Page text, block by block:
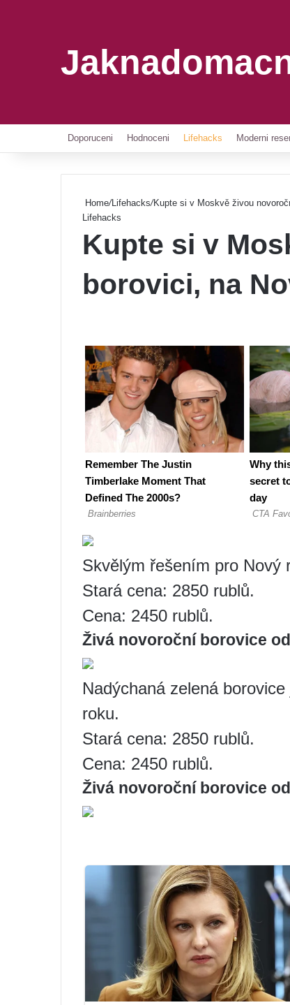
Doporuceni Hodnoceni Lifehacks Moderni
Home/Lifehacks/Kupte si v Moskvě živou
Lifehacks
Kupte si v
borovici, na
Skvělým řešením pro Nový
Stará cena: 2850 rublů.
Cena: 2450 rublů.
Živá novoroční borovice
Nadýchaná zelená
roku.
Stará cena: 2850 rublů.
Cena: 2450 rublů.
Živá novoroční borovice